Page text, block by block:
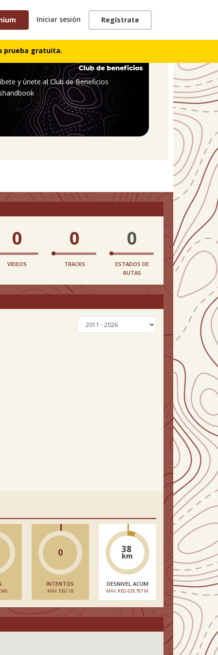
Iniciar sesión Regístrate
prueba gratuita.
y únete al Club de Beneficios
0
VIDEOS
0
TRACKS
0
ESTADOS DE
RUTAS
0
INTENTOS
MÁX. REG 18
38
km
DESNIVEL ACUM
MÁX. REG 635.787 M